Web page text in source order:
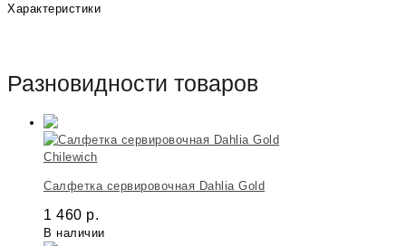
Характеристики
Разновидности товаров
Chilewich
Салфетка сервировочная Dahlia Gold
1 460 р.
В наличии